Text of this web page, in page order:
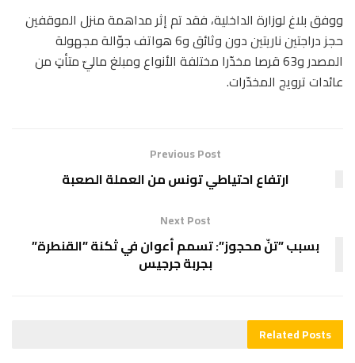
ووفق بلاغ لوزارة الداخلية، فقد تم إثر مداهمة منزل الموقفين
حجز دراجتين ناريتين دون وثائق و6 هواتف جوّالة مجهولة
المصدر و63 قرصا مخدّرا مختلفة الأنواع ومبلغ ماليّ متأتٍ من
عائدات ترويج المخدّرات.
Previous Post
ارتفاع احتياطي تونس من العملة الصعبة
Next Post
بسبب ”تنّ محجوز”: تسمم أعوان في ثكنة ”القنطرة”
بجربة جرجيس
RelatedPosts